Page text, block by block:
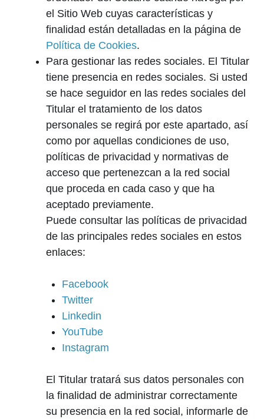
el Sitio Web cuyas características y
finalidad están detalladas en la página de
Política de Cookies.
Para gestionar las redes sociales. El Titular
tiene presencia en redes sociales. Si usted
se hace seguidor en las redes sociales del
Titular el tratamiento de los datos
personales se regirá por este apartado, así
como por aquellas condiciones de uso,
políticas de privacidad y normativas de
acceso que pertenezcan a la red social
que proceda en cada caso y que ha
aceptado previamente.
Puede consultar las políticas de privacidad
de las principales redes sociales en estos
enlaces:
Facebook
Twitter
Linkedin
YouTube
Instagram
El Titular tratará sus datos personales con
la finalidad de administrar correctamente
su presencia en la red social, informarle de